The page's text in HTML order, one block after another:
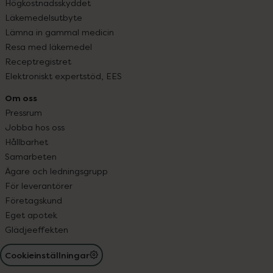
Högkostnadsskyddet
Läkemedelsutbyte
Lämna in gammal medicin
Resa med läkemedel
Receptregistret
Elektroniskt expertstöd, EES
Om oss
Pressrum
Jobba hos oss
Hållbarhet
Samarbeten
Ägare och ledningsgrupp
För leverantörer
Företagskund
Eget apotek
Glädjeeffekten
Cookieinställningar